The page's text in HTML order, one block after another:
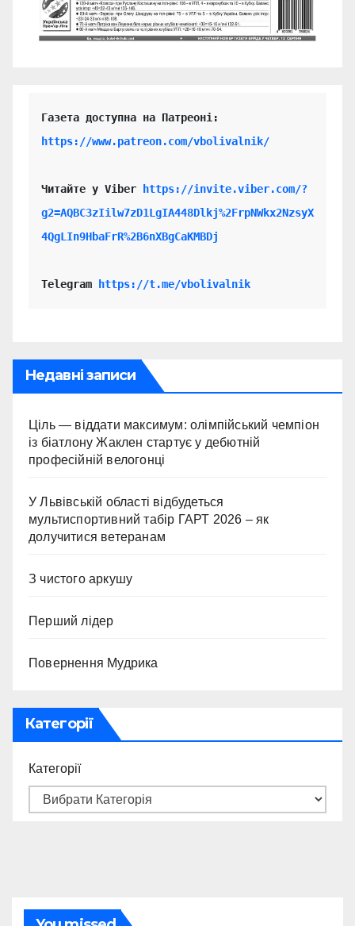
https://www.patreon.com/vbolivalnik/
Читайте у Viber
https://invite.viber.com/?
g2=AQBC3zIilw7zD1LgIA448Dlkj%2FrpNWkx2NzsyX
4QgLIn9HbaFrR%2B6nXBgCaKMBDj
Telegram https://t.me/vbolivalnik
Недавні записи
Ціль — віддати максимум: олімпійський чемпіон
із біатлону Жаклен стартує у дебютній
професійній велогонці
У Львівській області відбудеться
мультиспортивний табір ГАРТ 2026 – як
долучитися ветеранам
З чистого аркушу
Перший лідер
Повернення Мудрика
Категорії
Категорії